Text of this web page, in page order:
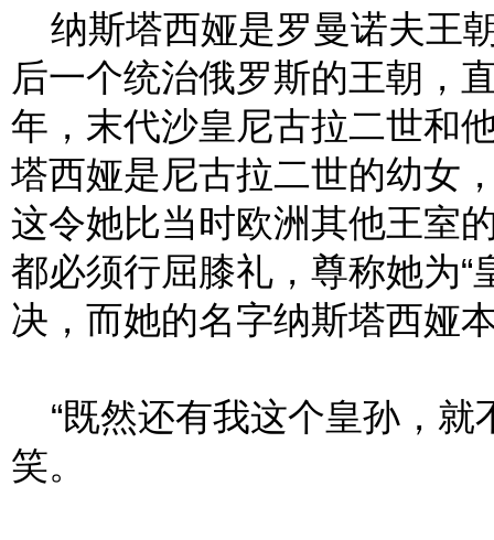
纳斯塔西娅是罗曼诺夫王
后一个统治俄罗斯的王朝，
年，末代沙皇尼古拉二世和
塔西娅是尼古拉二世的幼女
这令她比当时欧洲其他王室
都必须行屈膝礼，尊称她为“
决，而她的名字纳斯塔西娅
“既然还有我这个皇孙，就
笑。